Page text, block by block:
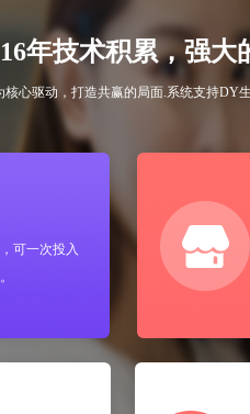
16年技术积累，强
核心驱动，打造共赢的局面.系统支持DY
可一次投入